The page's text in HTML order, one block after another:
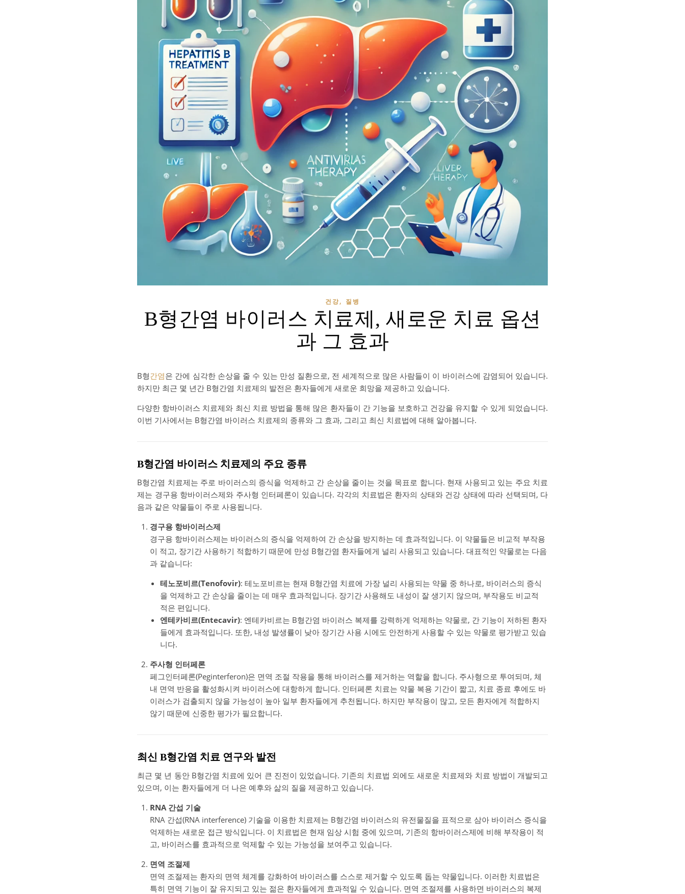
건강, 질병
B형간염 바이러스 치료제, 새로운 치료 옵션
과 그 효과
B형간염은 간에 심각한 손상을 줄 수 있는 만성 질환으로, 전 세계적으로 많은 사람들이 이 바이러스에 감염되어 있습니다.
하지만 최근 몇 년간 B형간염 치료제의 발전은 환자들에게 새로운 희망을 제공하고 있습니다.
다양한 항바이러스 치료제와 최신 치료 방법을 통해 많은 환자들이 간 기능을 보호하고 건강을 유지할 수 있게 되었습니다.
이번 기사에서는 B형간염 바이러스 치료제의 종류와 그 효과, 그리고 최신 치료법에 대해 알아봅니다.
B형간염 바이러스 치료제의 주요 종류
B형간염 치료제는 주로 바이러스의 증식을 억제하고 간 손상을 줄이는 것을 목표로 합니다. 현재 사용되고 있는 주요 치료
제는 경구용 항바이러스제와 주사형 인터페론이 있습니다. 각각의 치료법은 환자의 상태와 건강 상태에 따라 선택되며, 다
음과 같은 약물들이 주로 사용됩니다.
경구용 항바이러스제
경구용 항바이러스제는 바이러스의 증식을 억제하여 간 손상을 방지하는 데 효과적입니다. 이 약물들은 비교적 부작용
이 적고, 장기간 사용하기 적합하기 때문에 만성 B형간염 환자들에게 널리 사용되고 있습니다. 대표적인 약물로는 다음
과 같습니다:
테노포비르(Tenofovir): 테노포비르는 현재 B형간염 치료에 가장 널리 사용되는 약물 중 하나로, 바이러스의 증식
을 억제하고 간 손상을 줄이는 데 매우 효과적입니다. 장기간 사용해도 내성이 잘 생기지 않으며, 부작용도 비교적
적은 편입니다.
엔테카비르(Entecavir): 엔테카비르는 B형간염 바이러스 복제를 강력하게 억제하는 약물로, 간 기능이 저하된 환자
들에게 효과적입니다. 또한, 내성 발생률이 낮아 장기간 사용 시에도 안전하게 사용할 수 있는 약물로 평가받고 있습
니다.
주사형 인터페론
페그인터페론(Peginterferon)은 면역 조절 작용을 통해 바이러스를 제거하는 역할을 합니다. 주사형으로 투여되며, 체
내 면역 반응을 활성화시켜 바이러스에 대항하게 합니다. 인터페론 치료는 약물 복용 기간이 짧고, 치료 종료 후에도 바
이러스가 검출되지 않을 가능성이 높아 일부 환자들에게 추천됩니다. 하지만 부작용이 많고, 모든 환자에게 적합하지
않기 때문에 신중한 평가가 필요합니다.
최신 B형간염 치료 연구와 발전
최근 몇 년 동안 B형간염 치료에 있어 큰 진전이 있었습니다. 기존의 치료법 외에도 새로운 치료제와 치료 방법이 개발되고
있으며, 이는 환자들에게 더 나은 예후와 삶의 질을 제공하고 있습니다.
RNA 간섭 기술
RNA 간섭(RNA interference) 기술을 이용한 치료제는 B형간염 바이러스의 유전물질을 표적으로 삼아 바이러스 증식을
억제하는 새로운 접근 방식입니다. 이 치료법은 현재 임상 시험 중에 있으며, 기존의 항바이러스제에 비해 부작용이 적
고, 바이러스를 효과적으로 억제할 수 있는 가능성을 보여주고 있습니다.
면역 조절제
면역 조절제는 환자의 면역 체계를 강화하여 바이러스를 스스로 제거할 수 있도록 돕는 약물입니다. 이러한 치료법은
특히 면역 기능이 잘 유지되고 있는 젊은 환자들에게 효과적일 수 있습니다. 면역 조절제를 사용하면 바이러스의 복제